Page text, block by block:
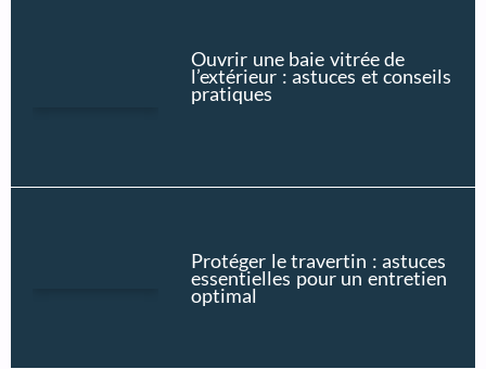
Ouvrir une baie vitrée de
l’extérieur : astuces et conseils
pratiques
Protéger le travertin : astuces
essentielles pour un entretien
optimal